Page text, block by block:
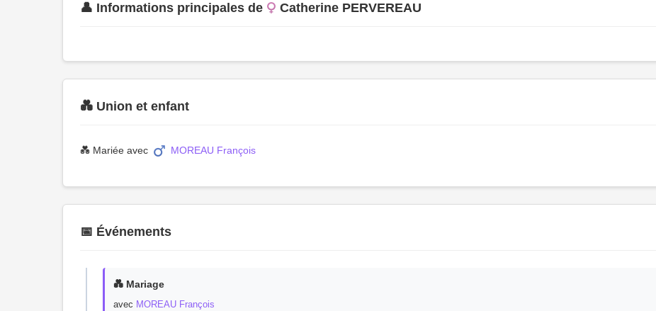
👤 Informations principales de Catherine PERVEREAU
💑 Union et enfant
💑 Mariée avec MOREAU François
📅 Événements
💑 Mariage
avec MOREAU François